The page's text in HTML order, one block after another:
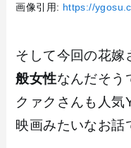
画像引用: https://
そして今回の花嫁
般女性なんだそう
クァクさんも人
映画みたいなお話